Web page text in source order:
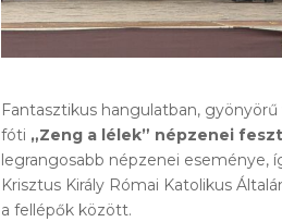
Fantasztikus hangulatban,
fóti „Zeng a lélek” népzenei
legrangosabb népzenei eseménye,
Krisztus Király Római Katolikus
a fellépők között.